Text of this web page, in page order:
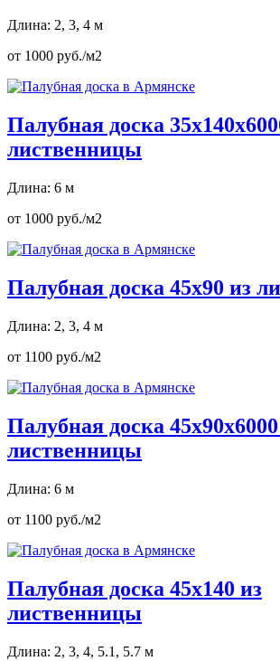
Длина: 2, 3, 4 м
от 1000 руб./м2
Палубная доска
лиственницы
Длина: 6 м
от 1000 руб./м2
Палубная доска 45х90 из
Длина: 2, 3, 4 м
от 1100 руб./м2
Палубная доска
лиственницы
Длина: 6 м
от 1100 руб./м2
Палубная доска 45х140 из
лиственницы
Длина: 2, 3, 4, 5.1, 5.7 м